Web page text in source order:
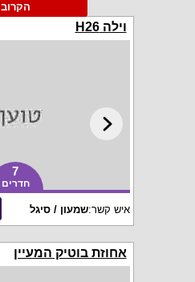
הקרוב
וילה H26
7
חדרים
איש קשר:שמעון / סיגל
אחוזת בוטיק המעיין